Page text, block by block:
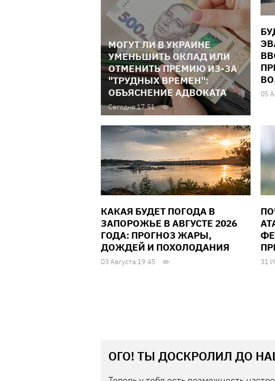
МОГУТ ЛИ В УКРАИНЕ
УМЕНЬШИТЬ ОКЛАД ИЛИ
ОТМЕНИТЬ ПРЕМИЮ ИЗ-ЗА
"ТРУДНЫХ ВРЕМЕН":
ОБЪЯСНЕНИЕ АДВОКАТА
Сегодня 17:51
05
КАКАЯ БУДЕТ ПОГОДА В
ЗАПОРОЖЬЕ В АВГУСТЕ 2026
ГОДА: ПРОГНОЗ ЖАРЫ,
ДОЖДЕЙ И ПОХОЛОДАНИЯ
03 Августа 19:45 31
ОГО! ТЫ ДОСКРОЛИЛ ДО